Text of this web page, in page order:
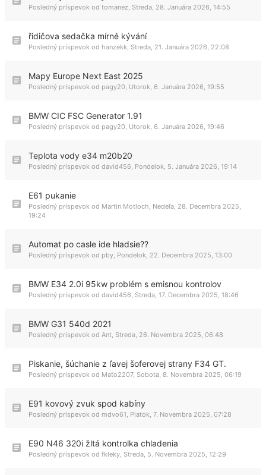
Posledný príspevok od tomanez, Streda, 28. Januára 2026, 14:55
řidičova sedačka mírné kývání
Posledný príspevok od hanzekk, Streda, 21. Januára 2026, 22:08
Mapy Europe Next East 2025
Posledný príspevok od pagy20, Utorok, 6. Januára 2026, 19:55
BMW CIC FSC Generator 1.91
Posledný príspevok od pagy20, Utorok, 6. Januára 2026, 19:46
Teplota vody e34 m20b20
Posledný príspevok od david456, Pondelok, 5. Januára 2026, 19:14
E61 pukanie
Posledný príspevok od Martin Motloch, Nedeľa, 28. Decembra 2025,
19:24
Automat po casle ide hladsie??
Posledný príspevok od pby, Pondelok, 22. Decembra 2025, 13:00
BMW E34 2.0i 95kw problém s emisnou kontrolov
Posledný príspevok od david456, Streda, 17. Decembra 2025, 18:46
BMW G31 540d 2021
Posledný príspevok od Ant, Streda, 26. Novembra 2025, 06:48
Piskanie, šúchanie z ľavej šoferovej strany F34 GT.
Posledný príspevok od Maťo2207, Sobota, 8. Novembra 2025, 06:19
E91 kovový zvuk spod kabíny
Posledný príspevok od mdvo61, Piatok, 7. Novembra 2025, 07:28
E90 N46 320i žltá kontrolka chladenia
Posledný príspevok od fkleky, Streda, 5. Novembra 2025, 12:29